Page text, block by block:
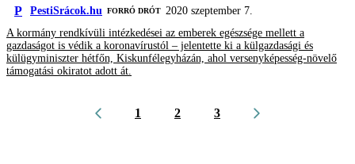
P PestiSrácok.hu FORRÓ DRÓT 2020 szeptember 7.
A kormány rendkívüli intézkedései az emberek egészsége mellett a
gazdaságot is védik a koronavírustól – jelentette ki a külgazdasági és
külügyminiszter hétfőn, Kiskunfélegyházán, ahol versenyképesség-növelő
támogatási okiratot adott át.
1 2 3